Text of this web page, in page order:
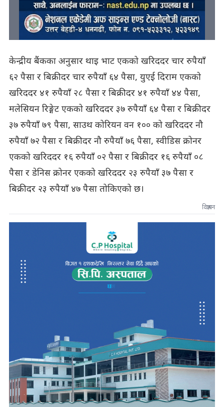
केन्द्रीय बैंकका अनुसार थाइ भाट एकको खरिददर चार रुपैयाँ
६२ पैसा र बिक्रीदर चार रुपैयाँ ६४ पैसा, युएई दिराम एकको
खरिददर ४१ रुपैयाँ २८ पैसा र बिक्रीदर ४१ रुपैयाँ ४४ पैसा,
मलेसियन रिङ्गेट एकको खरिददर ३७ रुपैयाँ ६४ पैसा र बिक्रीदर
३७ रुपैयाँ ७९ पैसा, साउथ कोरियन वन १०० को खरिददर नौ
रुपैयाँ ७२ पैसा र बिक्रीदर नौ रुपैयाँ ७६ पैसा, स्वीडिस क्रोनर
एकको खरिददर १६ रुपैयाँ ०२ पैसा र बिक्रीदर १६ रुपैयाँ ०८
पैसा र डेनिस क्रोनर एकको खरिददर २३ रुपैयाँ ३७ पैसा र
बिक्रीदर २३ रुपैयाँ ४७ पैसा तोकिएको छ।
विज्ञापन